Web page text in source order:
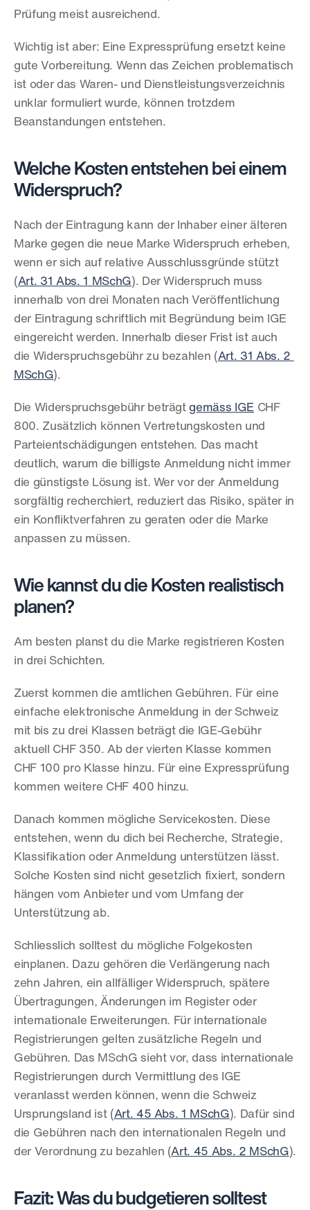
Prüfung meist ausreichend.
Wichtig ist aber: Eine Expressprüfung ersetzt keine
gute Vorbereitung. Wenn das Zeichen problematisch
ist oder das Waren- und Dienstleistungsverzeichnis
unklar formuliert wurde, können trotzdem
Beanstandungen entstehen.
Welche Kosten entstehen bei einem
Widerspruch?
Nach der Eintragung kann der Inhaber einer älteren
Marke gegen die neue Marke Widerspruch erheben,
wenn er sich auf relative Ausschlussgründe stützt
(Art. 31 Abs. 1 MSchG). Der Widerspruch muss
innerhalb von drei Monaten nach Veröffentlichung
der Eintragung schriftlich mit Begründung beim IGE
eingereicht werden. Innerhalb dieser Frist ist auch
die Widerspruchsgebühr zu bezahlen (Art. 31 Abs. 2
MSchG).
Die Widerspruchsgebühr beträgt gemäss IGE CHF
800. Zusätzlich können Vertretungskosten und
Parteientschädigungen entstehen. Das macht
deutlich, warum die billigste Anmeldung nicht immer
die günstigste Lösung ist. Wer vor der Anmeldung
sorgfältig recherchiert, reduziert das Risiko, später in
ein Konfliktverfahren zu geraten oder die Marke
anpassen zu müssen.
Wie kannst du die Kosten realistisch
planen?
Am besten planst du die Marke registrieren Kosten
in drei Schichten.
Zuerst kommen die amtlichen Gebühren. Für eine
einfache elektronische Anmeldung in der Schweiz
mit bis zu drei Klassen beträgt die IGE-Gebühr
aktuell CHF 350. Ab der vierten Klasse kommen
CHF 100 pro Klasse hinzu. Für eine Expressprüfung
kommen weitere CHF 400 hinzu.
Danach kommen mögliche Servicekosten. Diese
entstehen, wenn du dich bei Recherche, Strategie,
Klassifikation oder Anmeldung unterstützen lässt.
Solche Kosten sind nicht gesetzlich fixiert, sondern
hängen vom Anbieter und vom Umfang der
Unterstützung ab.
Schliesslich solltest du mögliche Folgekosten
einplanen. Dazu gehören die Verlängerung nach
zehn Jahren, ein allfälliger Widerspruch, spätere
Übertragungen, Änderungen im Register oder
internationale Erweiterungen. Für internationale
Registrierungen gelten zusätzliche Regeln und
Gebühren. Das MSchG sieht vor, dass internationale
Registrierungen durch Vermittlung des IGE
veranlasst werden können, wenn die Schweiz
Ursprungsland ist (Art. 45 Abs. 1 MSchG). Dafür sind
die Gebühren nach den internationalen Regeln und
der Verordnung zu bezahlen (Art. 45 Abs. 2 MSchG).
Fazit: Was du budgetieren solltest